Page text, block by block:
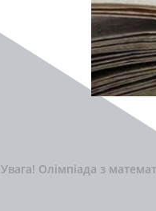
Увага! Олімпіада з